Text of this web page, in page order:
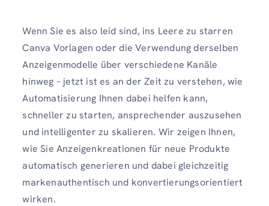
Wenn Sie es also leid sind, ins Leere zu starren
Canva Vorlagen oder die Verwendung derselben
Anzeigenmodelle über verschiedene Kanäle
hinweg – jetzt ist es an der Zeit zu verstehen, wie
Automatisierung Ihnen dabei helfen kann,
schneller zu starten, ansprechender auszusehen
und intelligenter zu skalieren. Wir zeigen Ihnen,
wie Sie Anzeigenkreationen für neue Produkte
automatisch generieren und dabei gleichzeitig
markenauthentisch und konvertierungsorientiert
wirken.